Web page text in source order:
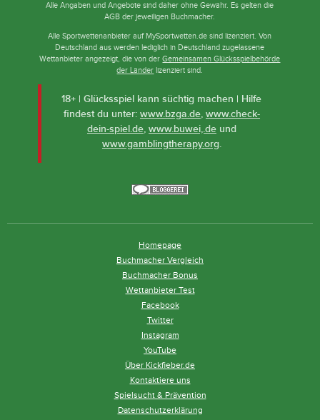
Alle Angaben und Angebote sind daher ohne Gewähr. Es gelten die
AGB der jeweiligen Buchmacher.
Alle Sportwettenanbieter auf MySportwetten.de sind lizenziert. Von
Deutschland aus werden lediglich in Deutschland zugelassene
Wettanbieter angezeigt, die von derGemeinsamen Glücksspielbehörde
der Länder lizenziert sind.
18+ | Glücksspiel kann süchtig machen | Hilfe
findest du unter: www.bzga.de, www.check-
dein-spiel.de, www.buwei,.deund
www.gamblingtherapy.org.
Homepage
Buchmacher Vergleich
Buchmacher Bonus
Wettanbieter Test
Facebook
Twitter
Instagram
YouTube
Über Kickfieber.de
Kontaktiere uns
Spielsucht & Prävention
Datenschutzerklärung